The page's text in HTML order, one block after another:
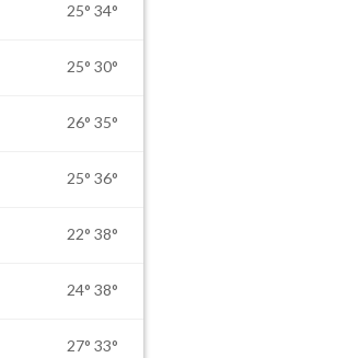
25° 34°
25° 30°
26° 35°
25° 36°
22° 38°
24° 38°
27° 33°